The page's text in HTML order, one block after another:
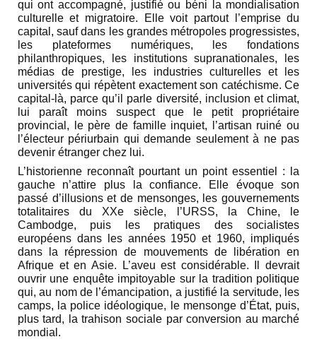
qui ont accompagné, justifié ou béni la mondialisation
culturelle et migratoire. Elle voit partout l’emprise du
capital, sauf dans les grandes métropoles progressistes,
les plateformes numériques, les fondations
philanthropiques, les institutions supranationales, les
médias de prestige, les industries culturelles et les
universités qui répètent exactement son catéchisme. Ce
capital-là, parce qu’il parle diversité, inclusion et climat,
lui paraît moins suspect que le petit propriétaire
provincial, le père de famille inquiet, l’artisan ruiné ou
l’électeur périurbain qui demande seulement à ne pas
devenir étranger chez lui.
L’historienne reconnaît pourtant un point essentiel : la
gauche n’attire plus la confiance. Elle évoque son
passé d’illusions et de mensonges, les gouvernements
totalitaires du XXe siècle, l’URSS, la Chine, le
Cambodge, puis les pratiques des socialistes
européens dans les années 1950 et 1960, impliqués
dans la répression de mouvements de libération en
Afrique et en Asie. L’aveu est considérable. Il devrait
ouvrir une enquête impitoyable sur la tradition politique
qui, au nom de l’émancipation, a justifié la servitude, les
camps, la police idéologique, le mensonge d’État, puis,
plus tard, la trahison sociale par conversion au marché
mondial.